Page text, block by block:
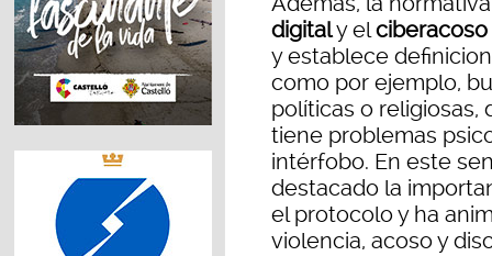
digitaly elciberacoso
y establece
como por ejemplo,
políticas o religiosas,
tiene problemas
intérfobo. En este
destacado la
el protocolo y ha
violencia, acoso y